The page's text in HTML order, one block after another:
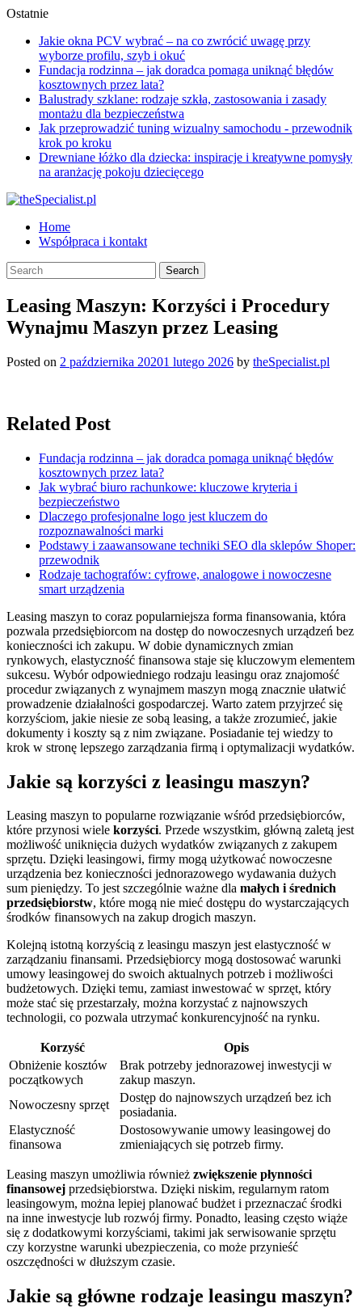
Skip
content
Ostatnie
Jakie okna PCV wybrać – na co zwrócić uwagę przy
wyborze profilu, szyb i okuć
Fundacja rodzinna – jak doradca pomaga uniknąć błędów
kosztownych przez lata?
Balustrady szklane: rodzaje szkła, zastosowania i zasady
montażu dla bezpieczeństwa
Jak przeprowadzić tuning wizualny samochodu - przewodnik
krok po kroku
Drewniane łóżko dla dziecka: inspiracje i kreatywne pomysły
na aranżację pokoju dziecięcego
Home
Współpraca i kontakt
Leasing Maszyn: Korzyści i Procedury
Wynajmu Maszyn przez Leasing
Posted on 2 października 20201 lutego 2026 by theSpecialist.pl
Related Post
Fundacja rodzinna – jak doradca pomaga uniknąć błędów
kosztownych przez lata?
Jak wybrać biuro rachunkowe: kluczowe kryteria i
bezpieczeństwo
Dlaczego profesjonalne logo jest kluczem do
rozpoznawalności marki
Podstawy i zaawansowane techniki SEO dla sklepów Shoper:
przewodnik
Rodzaje tachografów: cyfrowe, analogowe i nowoczesne
smart urządzenia
Leasing maszyn to coraz popularniejsza forma finansowania, która
pozwala przedsiębiorcom na dostęp do nowoczesnych urządzeń bez
konieczności ich zakupu. W dobie dynamicznych zmian
rynkowych, elastyczność finansowa staje się kluczowym elementem
sukcesu. Wybór odpowiedniego rodzaju leasingu oraz znajomość
procedur związanych z wynajmem maszyn mogą znacznie ułatwić
prowadzenie działalności gospodarczej. Warto zatem przyjrzeć się
korzyściom, jakie niesie ze sobą leasing, a także zrozumieć, jakie
dokumenty i koszty są z nim związane. Posiadanie tej wiedzy to
krok w stronę lepszego zarządzania firmą i optymalizacji wydatków.
Jakie są korzyści z leasingu maszyn?
Leasing maszyn to popularne rozwiązanie wśród przedsiębiorców,
które przynosi wiele korzyści. Przede wszystkim, główną zaletą jest
możliwość uniknięcia dużych wydatków związanych z zakupem
sprzętu. Dzięki leasingowi, firmy mogą użytkować nowoczesne
urządzenia bez konieczności jednorazowego wydawania dużych
sum pieniędzy. To jest szczególnie ważne dla małych i średnich
przedsiębiorstw, które mogą nie mieć dostępu do wystarczających
środków finansowych na zakup drogich maszyn.
Kolejną istotną korzyścią z leasingu maszyn jest elastyczność w
zarządzaniu finansami. Przedsiębiorcy mogą dostosować warunki
umowy leasingowej do swoich aktualnych potrzeb i możliwości
budżetowych. Dzięki temu, zamiast inwestować w sprzęt, który
może stać się przestarzały, można korzystać z najnowszych
technologii, co pozwala utrzymać konkurencyjność na rynku.
Korzyść
Opis
Obniżenie kosztów
początkowych
Brak potrzeby jednorazowej inwestycji w
zakup maszyn.
Nowoczesny sprzęt
Dostęp do najnowszych urządzeń bez ich
posiadania.
Elastyczność
finansowa
Dostosowywanie umowy leasingowej do
zmieniających się potrzeb firmy.
Leasing maszyn umożliwia również zwiększenie płynności
finansowej przedsiębiorstwa. Dzięki niskim, regularnym ratom
leasingowym, można lepiej planować budżet i przeznaczać środki
na inne inwestycje lub rozwój firmy. Ponadto, leasing często wiąże
się z dodatkowymi korzyściami, takimi jak serwisowanie sprzętu
czy korzystne warunki ubezpieczenia, co może przynieść
oszczędności w dłuższym czasie.
Jakie są główne rodzaje leasingu maszyn?